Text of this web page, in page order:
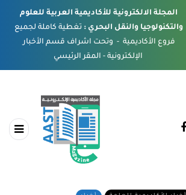
المجلة الالكترونية للأكاديمية العربية للعلوم
والتكنولوجيا والنقل البحري : تغطية كاملة لجميع
فروع الأكاديمية - وتحت اشراف قسم الأخبار